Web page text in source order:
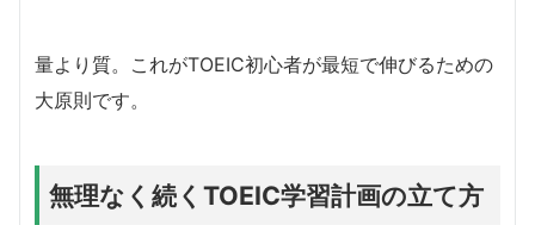
量より質。これがTOEIC初心者が最短で伸びるための
大原則です。
無理なく続くTOEIC学習計画の立て方